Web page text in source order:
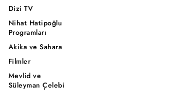
Dizi TV
Nihat Hatipoğlu
Programları
Akika ve Sahara
Filmler
Mevlid ve
Süleyman Çelebi